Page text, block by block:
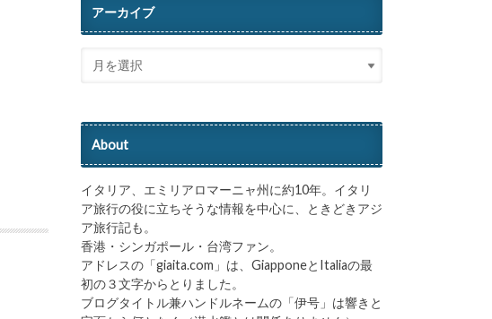
アーカイブ
About
イタリア、エミリアロマーニャ州に約10年。イタリ
ア旅行の役に立ちそうな情報を中心に、ときどきアジ
ア旅行記も。
香港・シンガポール・台湾ファン。
アドレスの「giaita.com」は、GiapponeとItaliaの最
初の３文字からとりました。
ブログタイトル兼ハンドルネームの「伊号」は響きと